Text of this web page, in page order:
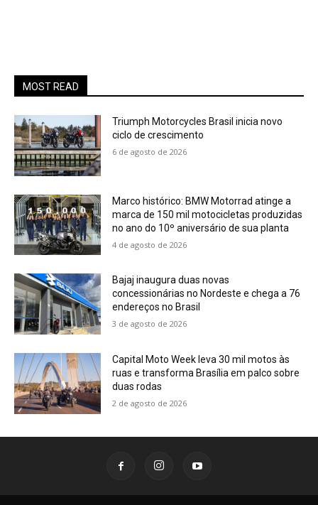
MOST READ
Triumph Motorcycles Brasil inicia novo
ciclo de crescimento
6 de agosto de 2026
Marco histórico: BMW Motorrad atinge a
marca de 150 mil motocicletas produzidas
no ano do 10º aniversário de sua planta
4 de agosto de 2026
Bajaj inaugura duas novas
concessionárias no Nordeste e chega a 76
endereços no Brasil
3 de agosto de 2026
Capital Moto Week leva 30 mil motos às
ruas e transforma Brasília em palco sobre
duas rodas
2 de agosto de 2026